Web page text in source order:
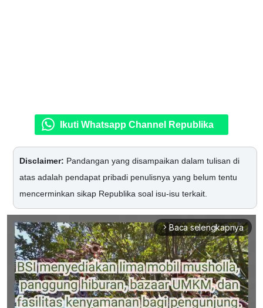
Ikuti Whatsapp Channel Republika
Disclaimer: Pandangan yang disampaikan dalam tulisan di
atas adalah pendapat pribadi penulisnya yang belum tentu
mencerminkan sikap Republika soal isu-isu terkait.
arrow_forward_ios Baca selengkapnya